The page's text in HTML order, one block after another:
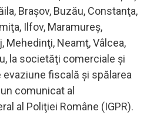
Braşov, Buzău, Constanţa,
Ilfov, Maramureş,
Mehedinţi, Neamţ, Vâlcea,
la societăţi comerciale şi
fiscală şi spălarea
comunicat al
al Poliţiei Române (IGPR).